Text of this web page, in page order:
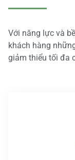
Với năng lực và
khách hàng
giảm thiểu tối đa